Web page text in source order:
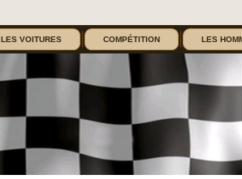
LES VOITURES COMPÉTITION LES